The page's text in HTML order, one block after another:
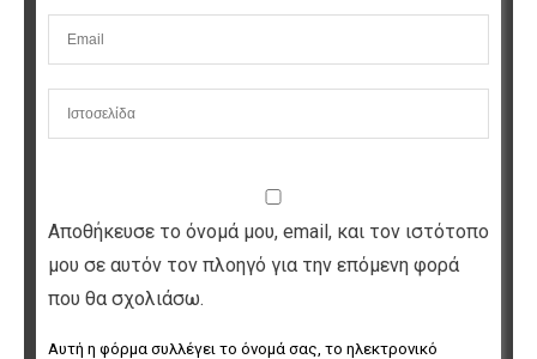
Αποθήκευσε το όνομά μου, email, και τον ιστότοπο
μου σε αυτόν τον πλοηγό για την επόμενη φορά
που θα σχολιάσω.
Αυτή η φόρμα συλλέγει το όνομά σας, το ηλεκτρονικό